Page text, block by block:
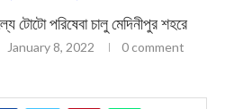
টোটো পরিষেবা চালু মেদিনীপুর শহরে
January 8, 2022 0 comment